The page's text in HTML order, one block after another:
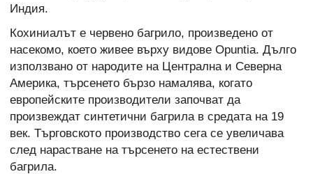
Индия.
Кохиниалът е червено багрило, произведено от
насекомо, което живее върху видове Opuntia. Дълго
използвано от народите на Централна и Северна
Америка, търсенето бързо намалява, когато
европейските производители започват да
произвеждат синтетични багрила в средата на 19
век. Търговското производство сега се увеличава
след нарастване на търсенето на естествени
багрила.